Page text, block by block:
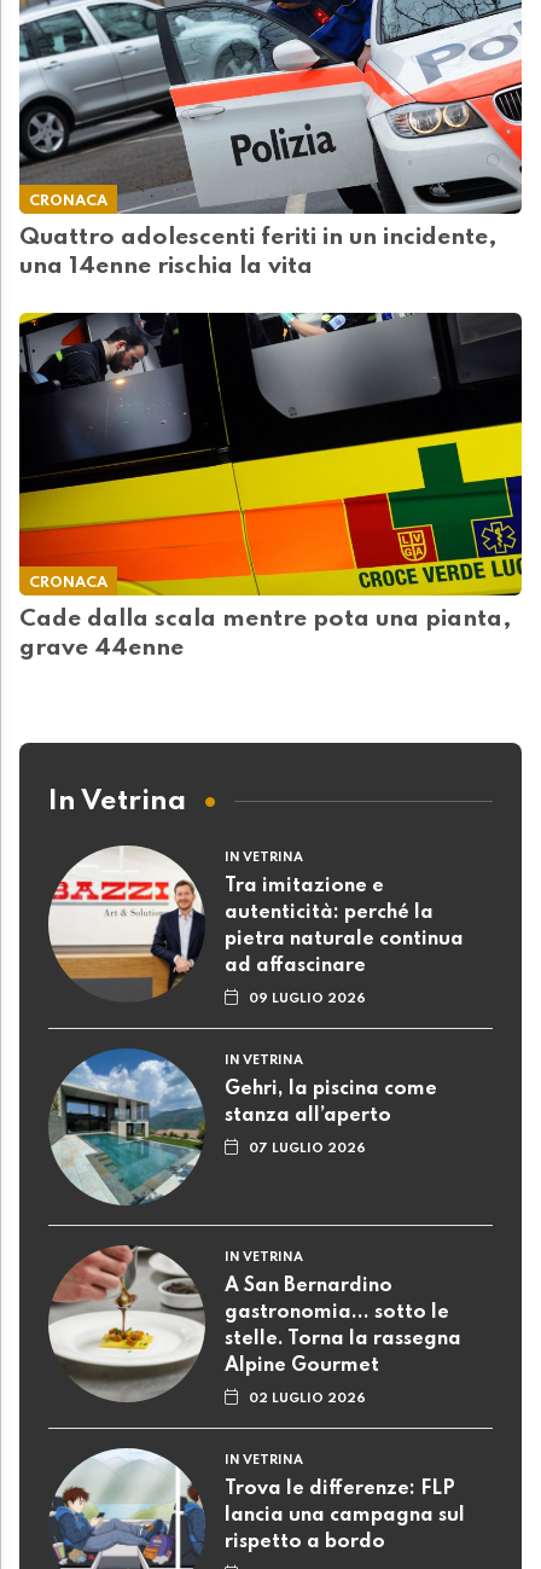
CRONACA
Quattro adolescenti feriti in un incidente,
una 14enne rischia la vita
CRONACA
Cade dalla scala mentre pota una pianta,
grave 44enne
In Vetrina
IN VETRINA
Tra imitazione e
autenticità: perché la
pietra naturale continua
ad affascinare
09 LUGLIO 2026
IN VETRINA
Gehri, la piscina come
stanza all’aperto
07 LUGLIO 2026
IN VETRINA
A San Bernardino
gastronomia... sotto le
stelle. Torna la rassegna
Alpine Gourmet
02 LUGLIO 2026
IN VETRINA
Trova le differenze: FLP
lancia una campagna sul
rispetto a bordo